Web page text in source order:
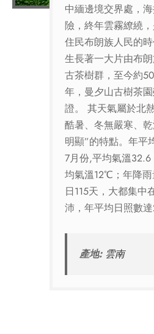
中緬邊境交界處，
險，終年雲霧繚繞
住民布朗族人民的
生長著一大片由布
古茶樹群，至今約
年，曼夕山古樹茶
證。 其天氣屬於北
酷暑、冬無嚴寒、
明顯”的特點。年平
7月份,平均氣溫
均氣溫12℃；年降
日115天，大都集中
沛，年平均日照數達
產地: 雲南